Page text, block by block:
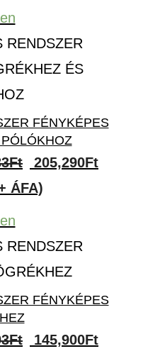
286,833Ft.
FÉNYKÉPES
Ft
Original
price
223,333Ft.
205,290Ft
ÁFA)
FÉNYKÉPES
Ft
Original
145,900Ft